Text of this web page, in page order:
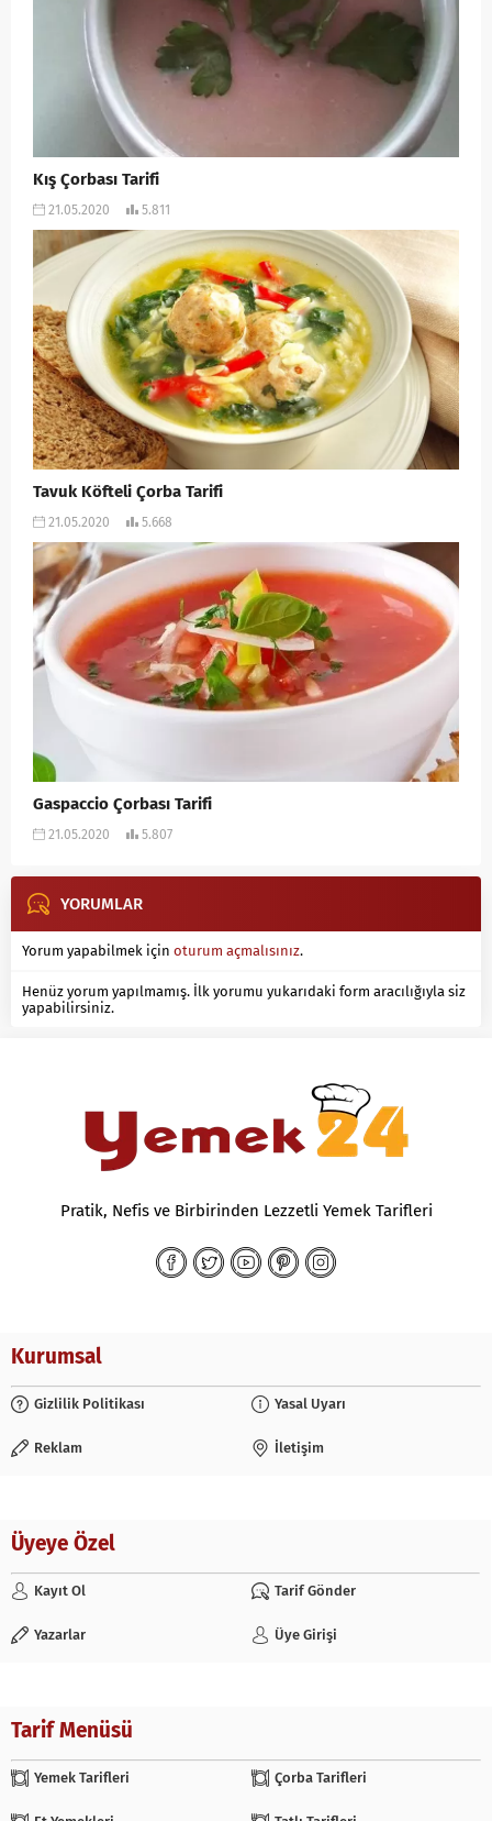
Kış Çorbası Tarifi
21.05.2020 5.811
Tavuk Köfteli Çorba Tarifi
21.05.2020 5.668
Gaspaccio Çorbası Tarifi
21.05.2020 5.807
YORUMLAR
Yorum yapabilmek için oturum açmalısınız.
Henüz yorum yapılmamış. İlk yorumu yukarıdaki form aracılığıyla siz
yapabilirsiniz.
Pratik, Nefis ve Birbirinden Lezzetli Yemek Tarifleri
Kurumsal
Gizlilik Politikası Yasal Uyarı
Reklam İletişim
Üyeye Özel
Kayıt Ol Tarif Gönder
Yazarlar Üye Girişi
Tarif Menüsü
Yemek Tarifleri Çorba Tarifleri